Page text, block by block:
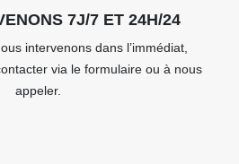
7J/7 ET 24H/24
intervenons dans l’immédiat,
via le formulaire ou à nous
appeler.